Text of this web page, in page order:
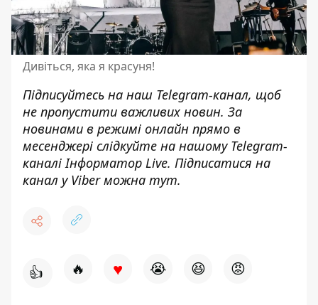
Дивіться, яка я красуня!
Підписуйтесь на наш Telegram-канал, щоб
не пропустити важливих новин. За
новинами в режимі онлайн прямо в
месенджері слідкуйте на нашому Telegram-
каналіІнформатор Live. Підписатися на
канал у Viber можна тут.
👍 🔥 ♥ 😭 😆 😡